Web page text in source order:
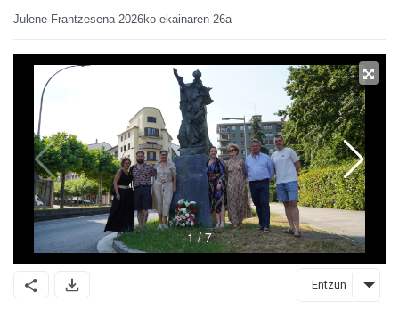
Julene Frantzesena 2026ko ekainaren 26a
Entzun